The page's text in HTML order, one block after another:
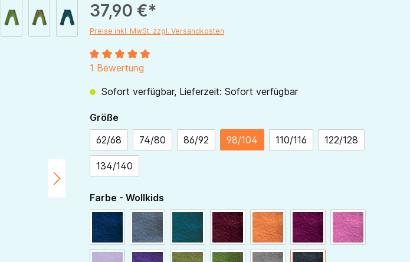
37,90 €*
Preise inkl. MwSt. zzgl. Versandkosten
Durchschnittliche Bewertung von 5 von 5 Sternen
1 Bewertung
Sofort verfügbar, Lieferzeit: Sofort verfügbar
Größeauswählen
62/68
74/80 86/92 98/104 110/116 122/128
134/140
Farbe - Wollkidsauswählen
navy blaugrau dunkelpetrolbordeauxhellorangebeere himbeer